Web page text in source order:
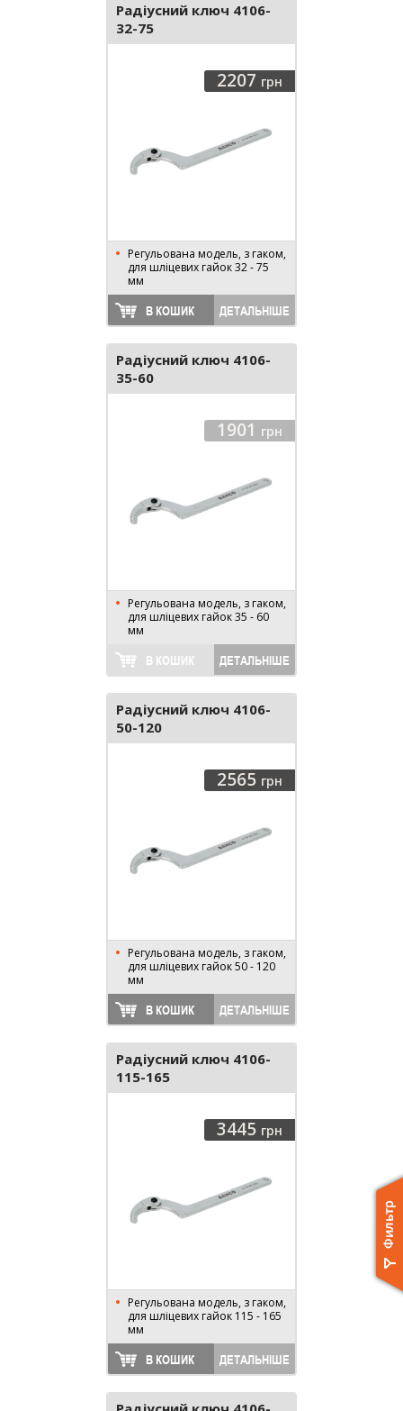
Радіусний ключ 4106-
32-75
2207 грн
Регульована модель, з гаком,
для шліцевих гайок 32 - 75
мм
В КОШИК ДЕТАЛЬНІШЕ
Радіусний ключ 4106-
35-60
1901 грн
Регульована модель, з гаком,
для шліцевих гайок 35 - 60
мм
В КОШИК ДЕТАЛЬНІШЕ
Радіусний ключ 4106-
50-120
2565 грн
Регульована модель, з гаком,
для шліцевих гайок 50 - 120
мм
В КОШИК ДЕТАЛЬНІШЕ
Радіусний ключ 4106-
115-165
3445 грн
Регульована модель, з гаком,
для шліцевих гайок 115 - 165
мм
В КОШИК ДЕТАЛЬНІШЕ